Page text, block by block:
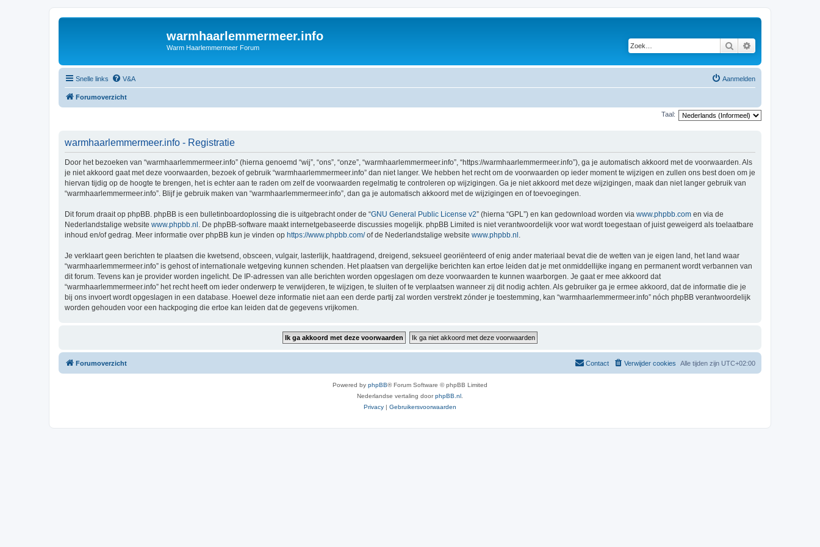
warmhaarlemmermeer.info
Warm Haarlemmermeer Forum Zoek
Snelle links V&A Aanmelden
Forumoverzicht
Taal:
warmhaarlemmermeer.info - Registratie
Door het bezoeken van “warmhaarlemmermeer.info” (hierna genoemd “wij”, “ons”, “onze”, “warmhaarlemmermeer.info”, “https://warmhaarlemmermeer.info”), ga je automatisch akkoord met de voorwaarden. Als
je niet akkoord gaat met deze voorwaarden, bezoek of gebruik “warmhaarlemmermeer.info” dan niet langer. We hebben het recht om de voorwaarden op ieder moment te wijzigen en zullen ons best doen om je
hiervan tijdig op de hoogte te brengen, het is echter aan te raden om zelf de voorwaarden regelmatig te controleren op wijzigingen. Ga je niet akkoord met deze wijzigingen, maak dan niet langer gebruik van
“warmhaarlemmermeer.info”. Blijf je gebruik maken van “warmhaarlemmermeer.info”, dan ga je automatisch akkoord met de wijzigingen en of toevoegingen.
Dit forum draait op phpBB. phpBB is een bulletinboardoplossing die is uitgebracht onder de “GNU General Public License v2” (hierna “GPL”) en kan gedownload worden via www.phpbb.com en via de
Nederlandstalige website www.phpbb.nl . De phpBB-software maakt internetgebaseerde discussies mogelijk. phpBB Limited is niet verantwoordelijk voor wat wordt toegestaan of juist geweigerd als toelaatbare
inhoud en/of gedrag. Meer informatie over phpBB kun je vinden op https://www.phpbb.com/of de Nederlandstalige website www.phpbb.nl .
Je verklaart geen berichten te plaatsen die kwetsend, obsceen, vulgair, lasterlijk, haatdragend, dreigend, seksueel georiënteerd of enig ander materiaal bevat die de wetten van je eigen land, het land waar
“warmhaarlemmermeer.info” is gehost of internationale wetgeving kunnen schenden. Het plaatsen van dergelijke berichten kan ertoe leiden dat je met onmiddellijke ingang en permanent wordt verbannen van
dit forum. Tevens kan je provider worden ingelicht. De IP-adressen van alle berichten worden opgeslagen om deze voorwaarden te kunnen waarborgen. Je gaat er mee akkoord dat
“warmhaarlemmermeer.info” het recht heeft om ieder onderwerp te verwijderen, te wijzigen, te sluiten of te verplaatsen wanneer zij dit nodig achten. Als gebruiker ga je ermee akkoord, dat de informatie die je
bij ons invoert wordt opgeslagen in een database. Hoewel deze informatie niet aan een derde partij zal worden verstrekt zónder je toestemming, kan “warmhaarlemmermeer.info” nóch phpBB verantwoordelijk
worden gehouden voor een hackpoging die ertoe kan leiden dat de gegevens vrijkomen.
Forumoverzicht Alle tijden zijn UTC+02:00
Verwijder cookies
Contact
Powered by phpBB® Forum Software © phpBB Limited
Nederlandse vertaling doorphpBB.nl
Privacy | Gebruikersvoorwaarden